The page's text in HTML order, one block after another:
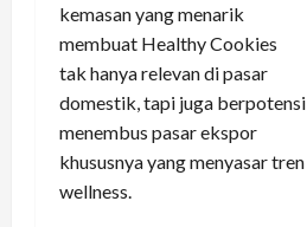
kemasan yang menarik
membuat Healthy Cookies
tak hanya relevan di pasar
domestik, tapi juga berpotensi
menembus pasar ekspor
khususnya yang menyasar tren
wellness.